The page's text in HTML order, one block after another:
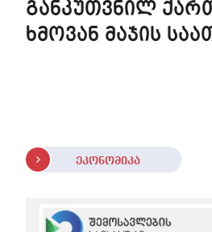
განკუთვნილ
ხმოვან მაჯის
ეკონომიკა